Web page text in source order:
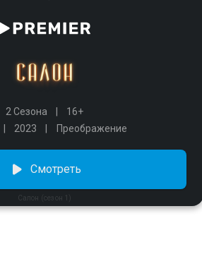
2 Сезона
16+
2023 Преображение
Салон (сезон 1)
Смотреть